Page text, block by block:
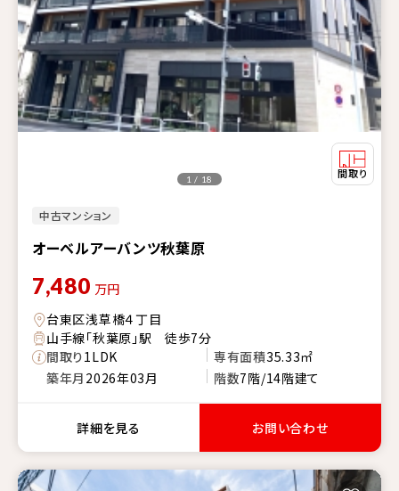
中古マンション
オーベルアーバンツ秋葉原
1 / 18
7,480 万円
台東区浅草橋４丁目
山手線「秋葉原」駅 徒歩7分
間取り1LDK 専有面積35.33㎡
築年月 2026年03月 階数7階/14階建て
詳細を見る お問い合わせ